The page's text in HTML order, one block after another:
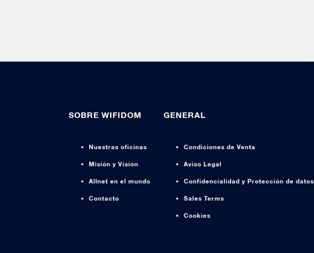
SOBRE WIFIDOM
Nuestras oficinas
Misión y Visión
Allnet en el mundo
Contacto
GENERAL
Condiciones de Venta
Aviso Legal
Confidencialidad y Protección de datos
Sales Terms
Cookies